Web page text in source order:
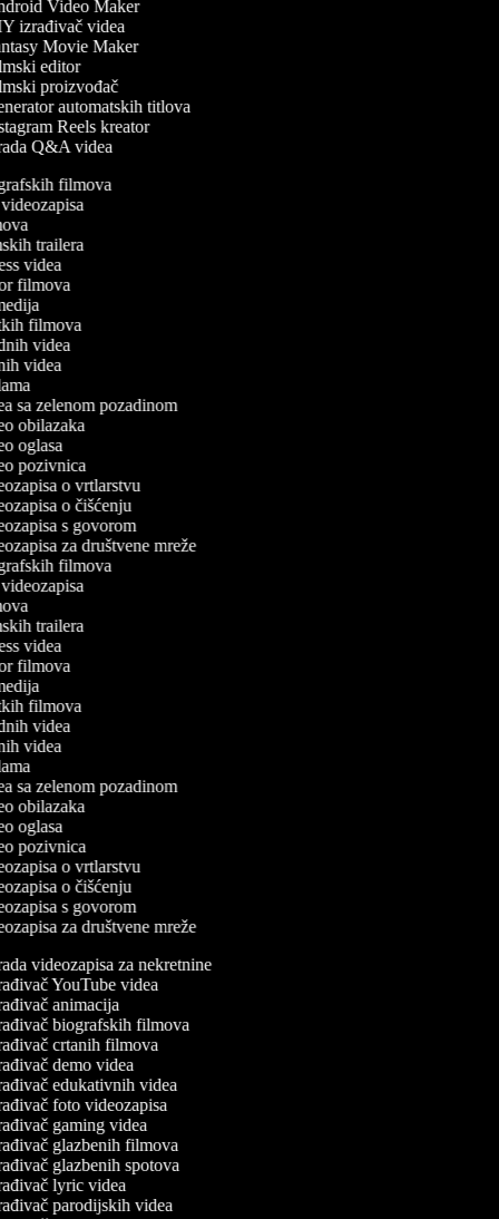
Video Maker
izrađivač videa
Movie Maker
editor
proizvođač
automatskih titlova
Reels kreator
Q&A videa
filmova
videozapisa
trailera
videa
filmova
filmova
videa
videa
sa zelenom pozadinom
obilazaka
oglasa
pozivnica
o vrtlarstvu
o čišćenju
s govorom
za društvene mreže
filmova
videozapisa
trailera
videa
filmova
filmova
videa
videa
sa zelenom pozadinom
obilazaka
oglasa
pozivnica
o vrtlarstvu
o čišćenju
s govorom
za društvene mreže
videozapisa za nekretnine
YouTube videa
animacija
biografskih filmova
crtanih filmova
demo videa
edukativnih videa
foto videozapisa
gaming videa
glazbenih filmova
glazbenih spotova
lyric videa
parodijskih videa